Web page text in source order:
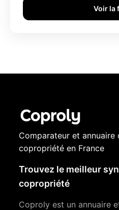
Voir la
Comparateur et annuaire
copropriété en France
Trouvez le meilleur
copropriété
Coproly est un annuaire